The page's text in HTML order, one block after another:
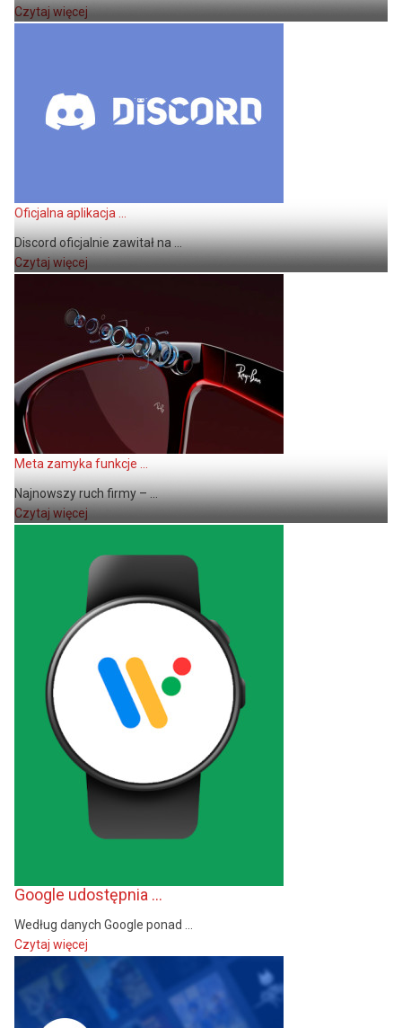
Czytaj więcej
Oficjalna aplikacja ...
Discord oficjalnie zawitał na ...
Czytaj więcej
Meta zamyka funkcje ...
Najnowszy ruch firmy – ...
Czytaj więcej
Google udostępnia ...
Według danych Google ponad ...
Czytaj więcej